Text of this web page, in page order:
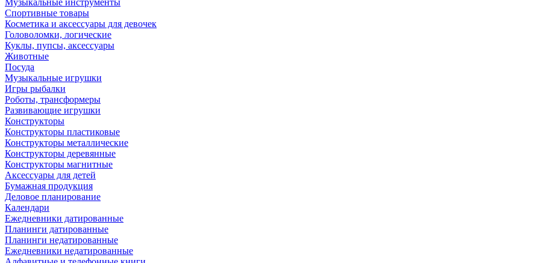
Музыкальные инструменты
Спортивные товары
Косметика и аксессуары для девочек
Головоломки, логические
Куклы, пупсы, аксессуары
Животные
Посуда
Музыкальные игрушки
Игры рыбалки
Роботы, трансформеры
Развивающие игрушки
Конструкторы
Конструкторы пластиковые
Конструкторы металлические
Конструкторы деревянные
Конструкторы магнитные
Аксессуары для детей
Бумажная продукция
Деловое планирование
Календари
Ежедневники датированные
Планинги датированные
Планинги недатированные
Ежедневники недатированные